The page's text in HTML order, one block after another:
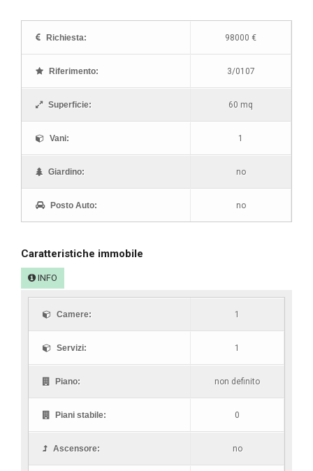
Richiesta: 98000 €
Riferimento: 3/0107
Superficie: 60 mq
Vani: 1
Giardino: no
Posto Auto: no
Caratteristiche immobile
INFO
Camere: 1
Servizi: 1
Piano: non definito
Piani stabile: 0
Ascensore: no